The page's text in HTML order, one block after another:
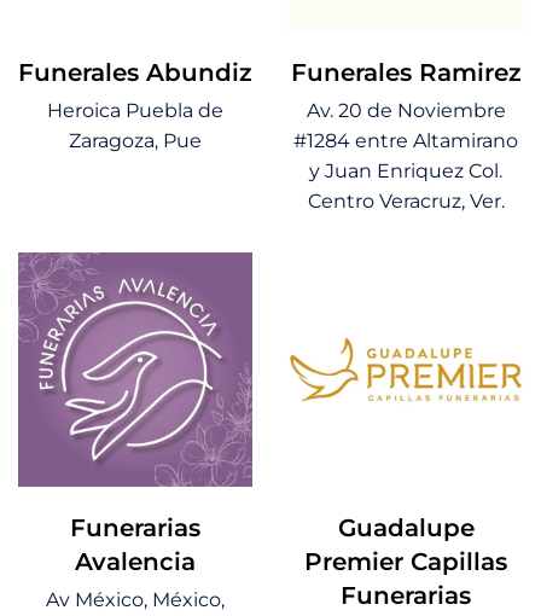
Funerales Abundiz
Heroica Puebla de
Zaragoza, Pue
Funerales Ramirez
Av. 20 de Noviembre
#1284 entre Altamirano
y Juan Enriquez Col.
Centro Veracruz, Ver.
Funerarias
Avalencia
Av México, México,
Guadalupe
Premier Capillas
Funerarias